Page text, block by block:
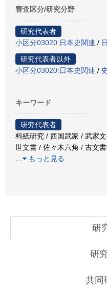
審査区分/研究分野
研究代表者
小区分03020:日本史関連 /
研究代表者以外
小区分03020:日本史関連 /
キーワード
研究代表者
料紙研究 / 西国武家 / 武家
世文書 / 佐々木六角 / 古文
もっと見る
研
研
共同